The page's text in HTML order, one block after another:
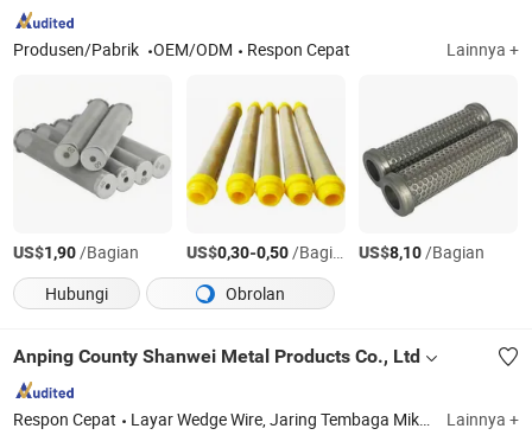
Produsen/Pabrik OEM/ODM Respon Cepat Lainnya +
US$1,90/Bagian US$0,30-0,50/Bagian US$8,10/Bagian
Hubungi
Obrolan
Anping County Shanwei Metal Products Co., Ltd
Respon Cepat Layar Wedge Wire, Jaring Tembaga Mikro yang Diperluas, Keranjang Tray Sterilisasi, Jaring Kawat Rajut, Penyaring Kopi, Layar Johnson, Jaring Kabel Kawat Stainless Steel, Paket Kit Pagar Rantai, Keranjang Saringan Jaring Kawat, Jaring Las yang Diperkuat untuk Pipa Lainnya +